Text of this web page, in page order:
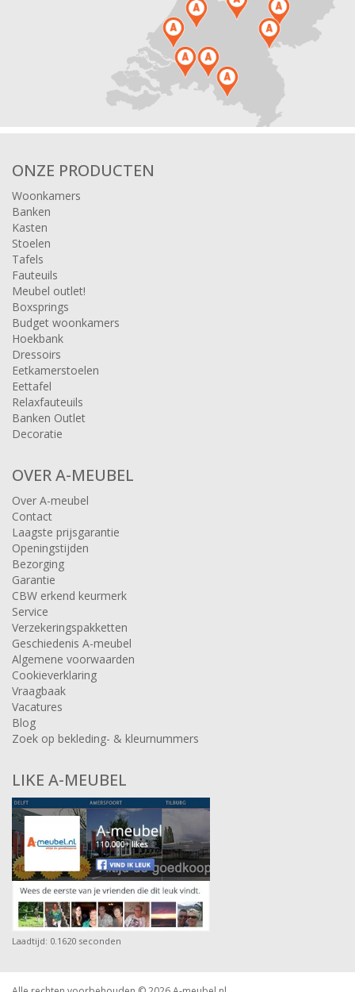
ONZE PRODUCTEN
Woonkamers
Banken
Kasten
Stoelen
Tafels
Fauteuils
Meubel outlet!
Boxsprings
Budget woonkamers
Hoekbank
Dressoirs
Eetkamerstoelen
Eettafel
Relaxfauteuils
Banken Outlet
Decoratie
OVER A-MEUBEL
Over A-meubel
Contact
Laagste prijsgarantie
Openingstijden
Bezorging
Garantie
CBW erkend keurmerk
Service
Verzekeringspakketten
Geschiedenis A-meubel
Algemene voorwaarden
Cookieverklaring
Vraagbaak
Vacatures
Blog
Zoek op bekleding- & kleurnummers
LIKE A-MEUBEL
Laadtijd: 0.1620 seconden